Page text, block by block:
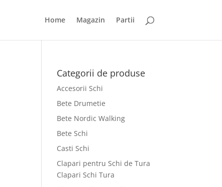
Home Magazin Partii
Categorii de produse
Accesorii Schi
Bete Drumetie
Bete Nordic Walking
Bete Schi
Casti Schi
Clapari pentru Schi de Tura
Clapari Schi Tura